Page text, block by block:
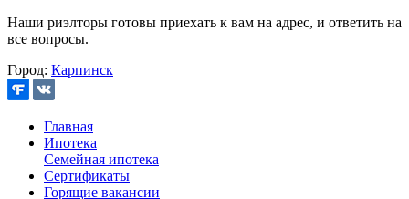
Наши риэлторы готовы приехать к вам на адрес, и ответить на
все вопросы.
Город: Карпинск
Главная
Ипотека
Семейная ипотека
Сертификаты
Горящие вакансии